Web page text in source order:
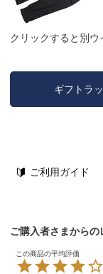
クリックすると別
ギフトラ
ご利用ガイド
ご購入者さまからの